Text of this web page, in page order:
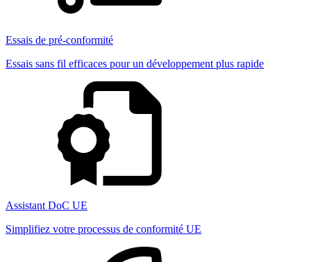
Essais de pré-conformité
Essais sans fil efficaces pour un développement plus rapide
Assistant DoC UE
Simplifiez votre processus de conformité UE